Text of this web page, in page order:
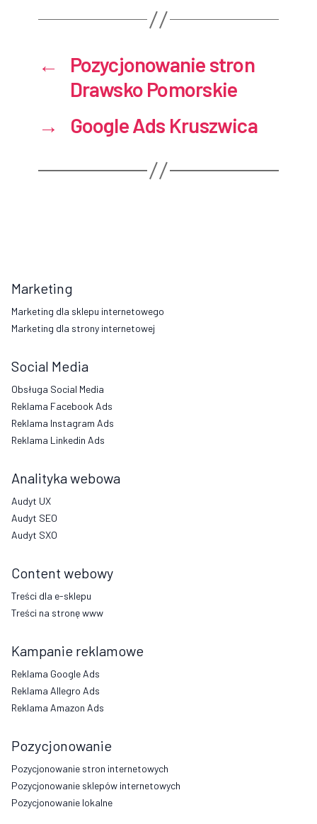
←
Pozycjonowanie stron
Drawsko Pomorskie
→
Google Ads Kruszwica
Marketing
Marketing dla sklepu internetowego
Marketing dla strony internetowej
Social Media
Obsługa Social Media
Reklama Facebook Ads
Reklama Instagram Ads
Reklama Linkedin Ads
Analityka webowa
Audyt UX
Audyt SEO
Audyt SXO
Content webowy
Treści dla e-sklepu
Treści na stronę www
Kampanie reklamowe
Reklama Google Ads
Reklama Allegro Ads
Reklama Amazon Ads
Pozycjonowanie
Pozycjonowanie stron internetowych
Pozycjonowanie sklepów internetowych
Pozycjonowanie lokalne